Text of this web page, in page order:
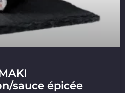
sauce épicée